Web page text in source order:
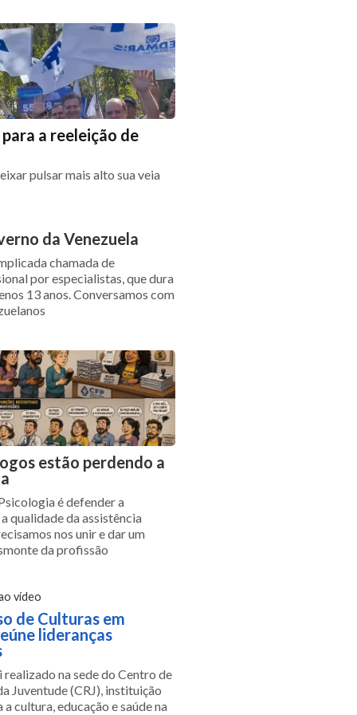
a reeleição de
pulsar mais alto sua veia
da Venezuela
chamada de
por especialistas, que dura
13 anos. Conversamos com
estão perdendo a
é defender a
qualidade da assistência
nos unir e dar um
da profissão
vídeo
de Culturas em
lideranças
na sede do Centro de
Juventude (CRJ), instituição
cultura, educação e saúde na